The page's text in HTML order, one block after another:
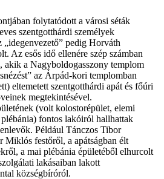
folytatódott a városi séták
szentgotthárdi személyek
„idegenvezető” pedig Horváth
Az esős idő ellenére szép számban
akik a Nagyboldogasszony templom
az Árpád-kori templomban
eltemetett szentgotthárdi apát és főúri
megtekintésével.
(volt kolostorépület, elemi
fontos lakóiról hallhattak
Például Tánczos Tibor
Miklós festőről, a apátságban élt
a mai plébánia épületéből elhurcolt
lakásaiban lakott
községbíróról.